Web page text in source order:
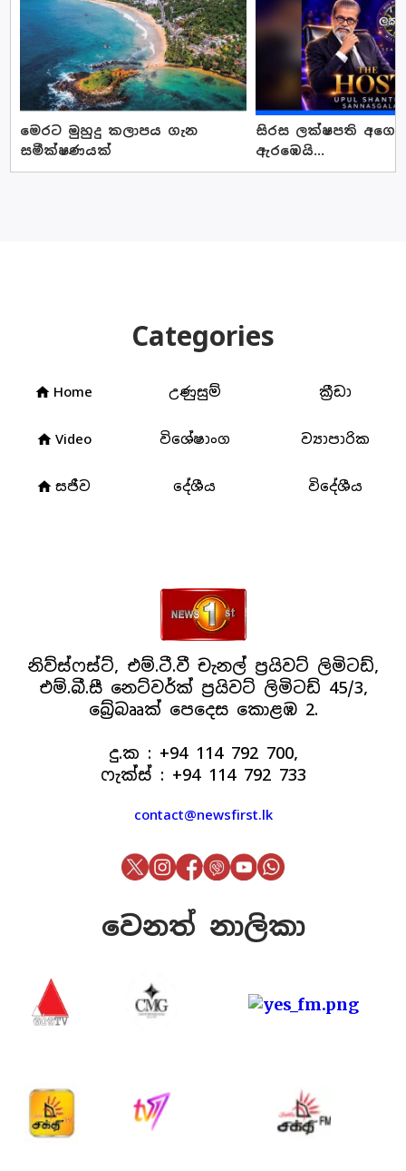
මෙරට මුහුදු කලාපය ගැන
සමීක්ෂණයක්
සිරස ලක්ෂපති
ඇරඹෙයි...
නිව්ස්ෆස්ට්, එම්.ටී.වී චැනල් ප්‍රයිවට් ලිමිටඩ්,
එම්.බී.සී නෙට්වර්ක් ප්‍රයිවට් ලිමිටඩ් 45/3,
බ්‍රේබෲක් පෙදෙස කොළඹ 2.
දු.ක : +94 114 792 700,
ෆැක්ස් : +94 114 792 733
contact@newsfirst.lk
Categories
home Home උණුසුම් ක්‍රීඩා
home Video විශේෂාංග ව්‍යාපාරික
home සජීව දේශීය විදේශීය
වෙනත් නාලිකා